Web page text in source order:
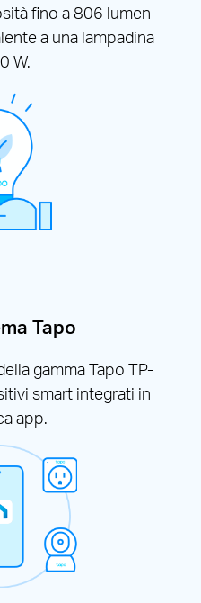
fino a 806 lumen
a una lampadina
W.
Tapo
gamma Tapo TP-
smart integrati in
app.